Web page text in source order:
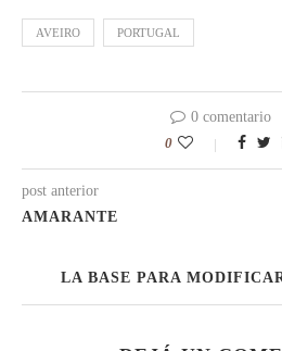
AVEIRO PORTUGAL
0 comentario
0
post anterior
AMARANTE
LA BASE PARA